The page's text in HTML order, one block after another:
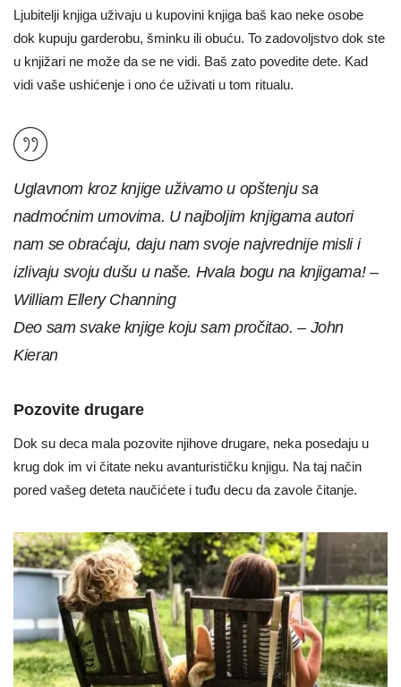
Ljubitelji knjiga uživaju u kupovini knjiga baš kao neke osobe
dok kupuju garderobu, šminku ili obuću. To zadovoljstvo dok ste
u knjižari ne može da se ne vidi. Baš zato povedite dete. Kad
vidi vaše ushićenje i ono će uživati u tom ritualu.
Uglavnom kroz knjige uživamo u opštenju sa
nadmoćnim umovima. U najboljim knjigama autori
nam se obraćaju, daju nam svoje najvrednije misli i
izlivaju svoju dušu u naše. Hvala bogu na knjigama! –
William Ellery Channing
Deo sam svake knjige koju sam pročitao. – John
Kieran
Pozovite drugare
Dok su deca mala pozovite njihove drugare, neka posedaju u
krug dok im vi čitate neku avanturističku knjigu. Na taj način
pored vašeg deteta naučićete i tuđu decu da zavole čitanje.